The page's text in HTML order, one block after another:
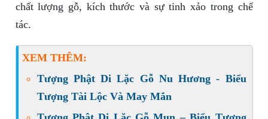
chất lượng gỗ, kích thước và sự tinh xảo trong chế
tác.
XEM THÊM:
Tượng Phật Di Lặc Gỗ Nu Hương - Biểu
Tượng Tài Lộc Và May Mắn